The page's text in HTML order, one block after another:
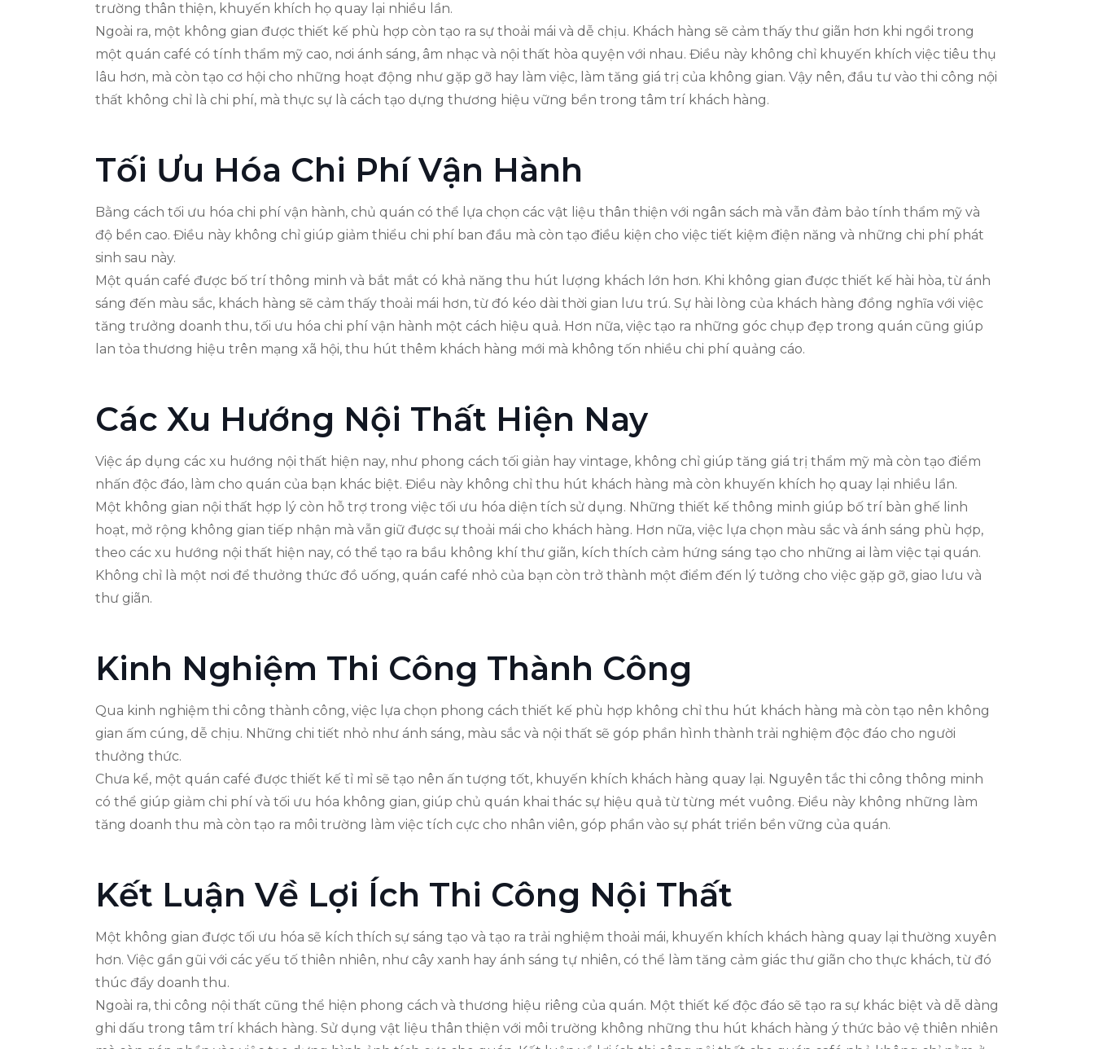
trường thân thiện, khuyến khích họ quay lại nhiều lần.
Ngoài ra, một không gian được thiết kế phù hợp còn tạo ra sự thoải mái và dễ chịu. Khách hàng sẽ cảm thấy thư giãn hơn khi ngồi trong
một quán café có tính thẩm mỹ cao, nơi ánh sáng, âm nhạc và nội thất hòa quyện với nhau. Điều này không chỉ khuyến khích việc tiêu thụ
lâu hơn, mà còn tạo cơ hội cho những hoạt động như gặp gỡ hay làm việc, làm tăng giá trị của không gian. Vậy nên, đầu tư vào thi công nội
thất không chỉ là chi phí, mà thực sự là cách tạo dựng thương hiệu vững bền trong tâm trí khách hàng.
Tối Ưu Hóa Chi Phí Vận Hành
Bằng cách tối ưu hóa chi phí vận hành, chủ quán có thể lựa chọn các vật liệu thân thiện với ngân sách mà vẫn đảm bảo tính thẩm mỹ và
độ bền cao. Điều này không chỉ giúp giảm thiểu chi phí ban đầu mà còn tạo điều kiện cho việc tiết kiệm điện năng và những chi phí phát
sinh sau này.
Một quán café được bố trí thông minh và bắt mắt có khả năng thu hút lượng khách lớn hơn. Khi không gian được thiết kế hài hòa, từ ánh
sáng đến màu sắc, khách hàng sẽ cảm thấy thoải mái hơn, từ đó kéo dài thời gian lưu trú. Sự hài lòng của khách hàng đồng nghĩa với việc
tăng trưởng doanh thu, tối ưu hóa chi phí vận hành một cách hiệu quả. Hơn nữa, việc tạo ra những góc chụp đẹp trong quán cũng giúp
lan tỏa thương hiệu trên mạng xã hội, thu hút thêm khách hàng mới mà không tốn nhiều chi phí quảng cáo.
Các Xu Hướng Nội Thất Hiện Nay
Việc áp dụng các xu hướng nội thất hiện nay, như phong cách tối giản hay vintage, không chỉ giúp tăng giá trị thẩm mỹ mà còn tạo điểm
nhấn độc đáo, làm cho quán của bạn khác biệt. Điều này không chỉ thu hút khách hàng mà còn khuyến khích họ quay lại nhiều lần.
Một không gian nội thất hợp lý còn hỗ trợ trong việc tối ưu hóa diện tích sử dụng. Những thiết kế thông minh giúp bố trí bàn ghế linh
hoạt, mở rộng không gian tiếp nhận mà vẫn giữ được sự thoải mái cho khách hàng. Hơn nữa, việc lựa chọn màu sắc và ánh sáng phù hợp,
theo các xu hướng nội thất hiện nay, có thể tạo ra bầu không khí thư giãn, kích thích cảm hứng sáng tạo cho những ai làm việc tại quán.
Không chỉ là một nơi để thưởng thức đồ uống, quán café nhỏ của bạn còn trở thành một điểm đến lý tưởng cho việc gặp gỡ, giao lưu và
thư giãn.
Kinh Nghiệm Thi Công Thành Công
Qua kinh nghiệm thi công thành công, việc lựa chọn phong cách thiết kế phù hợp không chỉ thu hút khách hàng mà còn tạo nên không
gian ấm cúng, dễ chịu. Những chi tiết nhỏ như ánh sáng, màu sắc và nội thất sẽ góp phần hình thành trải nghiệm độc đáo cho người
thưởng thức.
Chưa kể, một quán café được thiết kế tỉ mỉ sẽ tạo nên ấn tượng tốt, khuyến khích khách hàng quay lại. Nguyên tắc thi công thông minh
có thể giúp giảm chi phí và tối ưu hóa không gian, giúp chủ quán khai thác sự hiệu quả từ từng mét vuông. Điều này không những làm
tăng doanh thu mà còn tạo ra môi trường làm việc tích cực cho nhân viên, góp phần vào sự phát triển bền vững của quán.
Kết Luận Về Lợi Ích Thi Công Nội Thất
Một không gian được tối ưu hóa sẽ kích thích sự sáng tạo và tạo ra trải nghiệm thoải mái, khuyến khích khách hàng quay lại thường xuyên
hơn. Việc gần gũi với các yếu tố thiên nhiên, như cây xanh hay ánh sáng tự nhiên, có thể làm tăng cảm giác thư giãn cho thực khách, từ đó
thúc đẩy doanh thu.
Ngoài ra, thi công nội thất cũng thể hiện phong cách và thương hiệu riêng của quán. Một thiết kế độc đáo sẽ tạo ra sự khác biệt và dễ dàng
ghi dấu trong tâm trí khách hàng. Sử dụng vật liệu thân thiện với môi trường không những thu hút khách hàng ý thức bảo vệ thiên nhiên